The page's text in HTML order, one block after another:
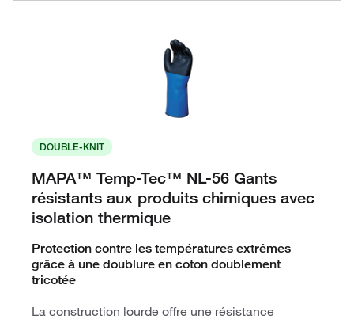
DOUBLE-KNIT
MAPA™ Temp-Tec™ NL-56 Gants
résistants aux produits chimiques avec
isolation thermique
Protection contre les températures extrêmes
grâce à une doublure en coton doublement
tricotée
La construction lourde offre une résistance